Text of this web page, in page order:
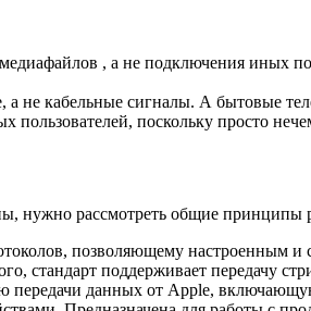
, а не подключения иных
не кабельные сигналы. А бытовые
поскольку просто
нужно рассмотреть общие
позволяющему настроенным и
стандарт поддерживает передачу
передачи данных от Apple,